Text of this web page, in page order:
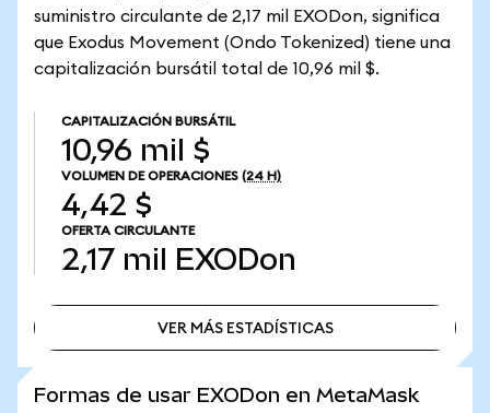
suministro circulante de 2,17 mil EXODon, significa
que Exodus Movement (Ondo Tokenized) tiene una
capitalización bursátil total de 10,96 mil $.
CAPITALIZACIÓN BURSÁTIL
10,96 mil $
VOLUMEN DE OPERACIONES (24 H)
4,42 $
OFERTA CIRCULANTE
2,17 mil EXODon
VER MÁS ESTADÍSTICAS
Formas de usar EXODon en MetaMask